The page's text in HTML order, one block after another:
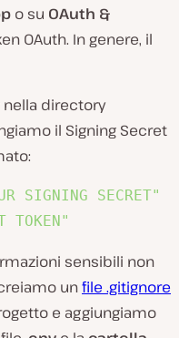
o su OAuth &
OAuth. In genere, il
nella directory
il Signing Secret
SIGNING SECRET"
TOKEN"
sensibili non
unfile .gitignore
e aggiungiamo